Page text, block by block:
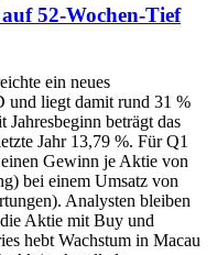
52‑Wochen‑Tief
ein neues
und liegt damit rund 31 %
Jahresbeginn beträgt das
Jahr 13,79 %. Für Q1
Gewinn je Aktie von
bei einem Umsatz von
Analysten bleiben
Aktie mit Buy und
hebt Wachstum in Macau